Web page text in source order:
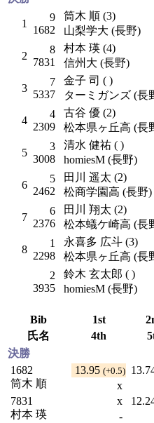
1
9
1682
筒木 順 (3)
山梨学大 (長野)
2
8
7831
村本 瑛 (4)
信州大 (長野)
3
7
5337
金子 司 ( )
ターミガンズ (長
4
4
2309
古谷 優 (2)
松本県ヶ丘高 (長
5
3
3008
清水 健祐 ( )
homiesM (長野)
6
5
2462
田川 遥太 (2)
松商学園高 (長野)
7
6
2376
田川 翔太 (2)
松本蟻ケ崎高 (長
8
1
2298
永喜多 広斗 (3)
松本県ヶ丘高 (長
2
3935
鈴木 玄太郎 ( )
homiesM (長野)
Bib 1st
氏名
4th
決勝
1682
筒木 順
13.95 (+0.5)
x
7831
村本 瑛
x
-